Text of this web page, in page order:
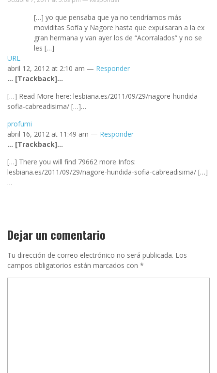
[…] yo que pensaba que ya no tendríamos más
moviditas Sofía y Nagore hasta que expulsaran a la ex
gran hermana y van ayer los de “Acorralados” y no se
les […]
URL
abril 12, 2012 at 2:10 am — Responder
… [Trackback]…
[…] Read More here: lesbiana.es/2011/09/29/nagore-hundida-
sofia-cabreadisima/ […]…
profumi
abril 16, 2012 at 11:49 am — Responder
… [Trackback]…
[…] There you will find 79662 more Infos:
lesbiana.es/2011/09/29/nagore-hundida-sofia-cabreadisima/ […]
…
Dejar un comentario
Tu dirección de correo electrónico no será publicada. Los
campos obligatorios están marcados con *